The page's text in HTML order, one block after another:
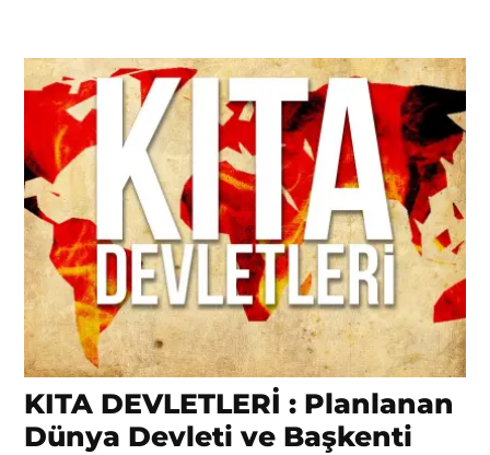
KITA DEVLETLERİ : Planlanan
Dünya Devleti ve Başkenti